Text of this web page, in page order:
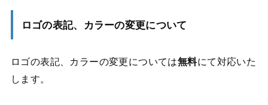
ロゴの表記、カラーの変更について
ロゴの表記、カラーの変更については無料にて対応いた
します。